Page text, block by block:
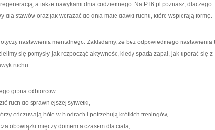
a także nawykami dnia codziennego. Na PT6.pl poznasz, dlaczego
dla stawów oraz jak wdrażać do dnia małe dawki ruchu, które wspierają formę.
nastawienia mentalnego. Zakładamy, że bez odpowiedniego nastawienia
się pomysły, jak rozpocząć aktywność, kiedy spada zapał, jak uporać się z
ruchu.
grona odbiorców:
ruch do sprawniejszej sylwetki,
odczuwają bóle w biodrach i potrzebują krótkich treningów,
obowiązki między domem a czasem dla ciała,